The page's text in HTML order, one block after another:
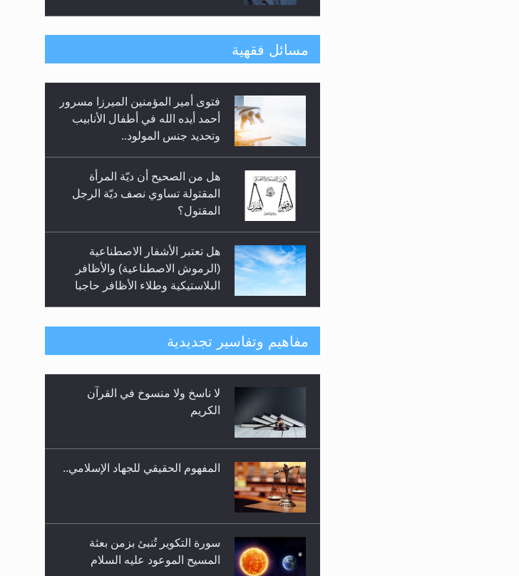
متطلَّبات التّحريك الجديد...
رأيٌ في لغة المسيح الموعود عليه
السلام.. 4...
مسائل فقهية
فتوى أمير المؤمنين الميرزا مسرور
أحمد أيده الله في أطفال الأنابيب
وتحديد جنس المولود..
هل من الصحيح أن ديّة المرأة
المقتولة تساوي نصف ديّة الرجل
المقتول؟
هل تعتبر الأشفار الاصطناعية
(الرموش الاصطناعية) والأظافر
البلاستيكية وطلاء الأظافر حاجبا
هل يُحسب حول الزكاة وفق السنة
الميلادية أو الهجرية؟
هل يجوز فتح مشروع كوافير نسائي
للمحجبات وغير المحجبات؟
مفاهيم وتفاسير تجديدية
لا ناسخ ولا منسوخ في القرآن
الكريم
المفهوم الحقيقي للجهاد الإسلامي..
سورة التكوير تُنبئ بزمن بعثة
المسيح الموعود عليه السلام